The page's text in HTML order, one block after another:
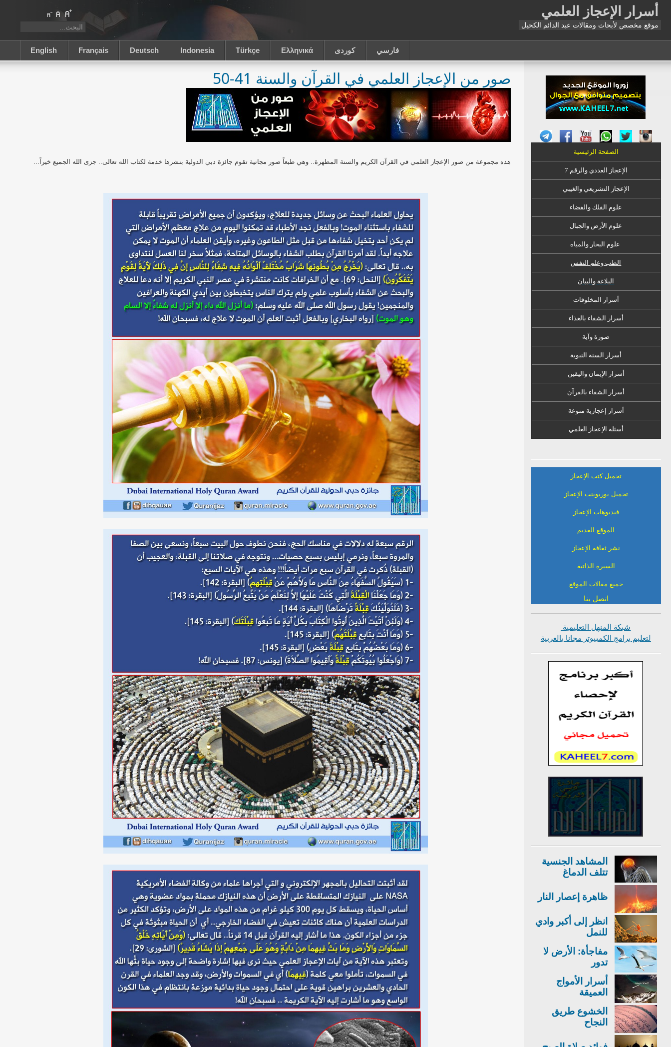
أسرار الإعجاز العلمي
موقع مخصص لأبحاث ومقالات عبد الدائم الكحيل
English Français Deutsch Indonesia Türkçe Ελληνικά كوردى فارسي
صور من الإعجاز العلمي في القرآن والسنة 41-50
هذه مجموعة من صور الإعجاز العلمي في القرآن الكريم والسنة المطهرة.. وهي طبعاً صور مجانية تقوم جائزة دبي الدولية بنشرها خدمة لكتاب الله تعالى.. جزى الله الجميع خيراً...
الصفحة الرئيسية
الإعجاز العددي والرقم 7
الإعجاز التشريعي والغيبي
علوم الفلك والفضاء
علوم الأرض والجبال
علوم البحار والمياه
الطب وعلم النفس
البلاغة والبيان
أسرار المخلوقات
أسرار الشفاء بالغذاء
صورة وآية
أسرار السنة النبوية
أسرار الإيمان واليقين
أسرار الشفاء بالقرآن
أسرار إعجازية منوعة
أسئلة الإعجاز العلمي
تحميل كتب الإعجاز
تحميل بوربوينت الإعجاز
فيديوهات الإعجاز
الموقع القديم
نشر ثقافة الإعجاز
السيرة الذاتية
جميع مقالات الموقع
اتصل بنا
شبكة المنهل التعليمية
لتعليم برامج الكمبيوتر مجانا بالعربية
المشاهد الجنسية
تتلف الدماغ
ظاهرة إعصار النار
انظر إلى أكبر وادي
للنمل
مفاجأة: الأرض لا
تدور
أسرار الأمواج
العميقة
الخشوع طريق
النجاح